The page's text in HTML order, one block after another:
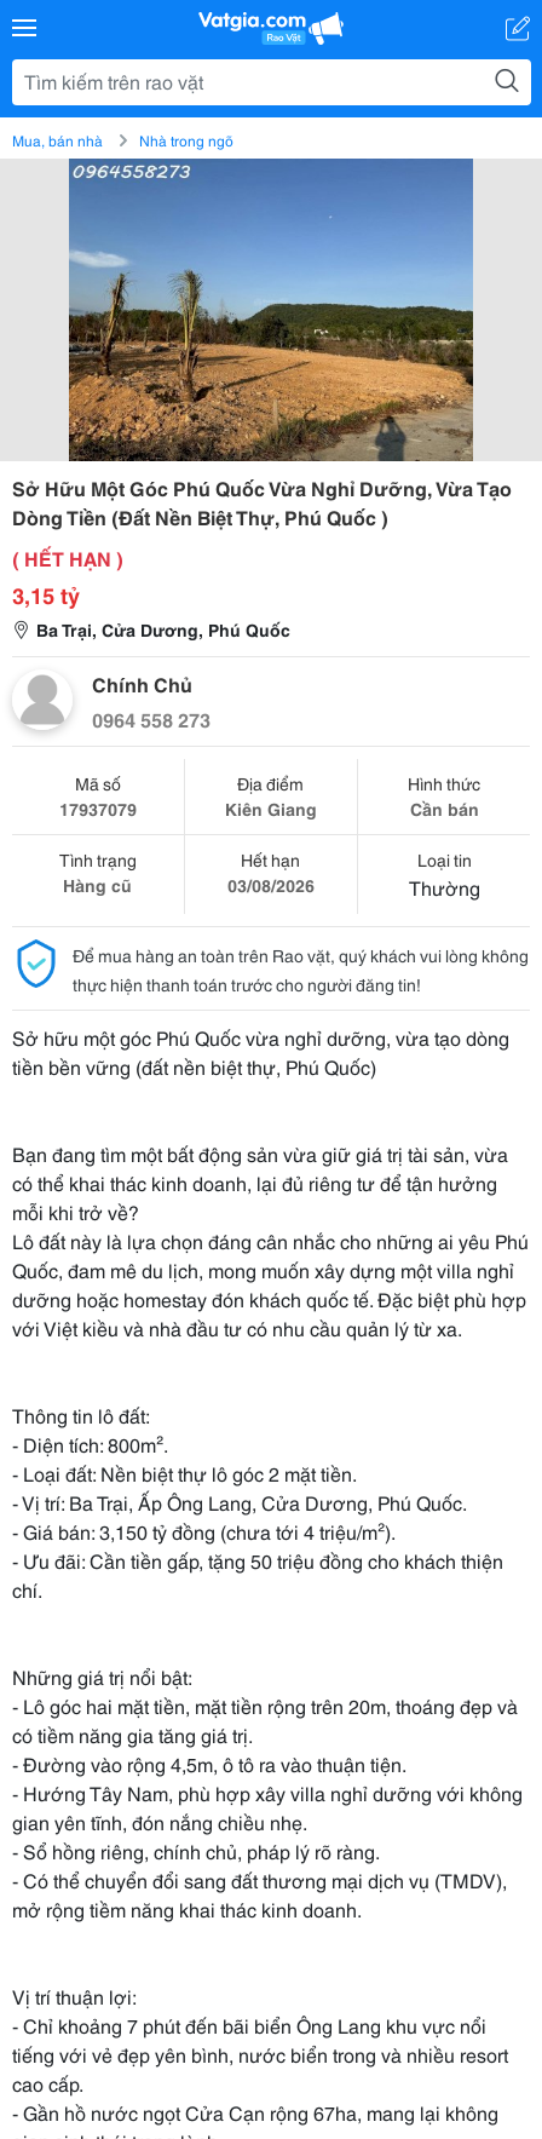
Mua, bán nhà Nhà trong ngõ
Sở Hữu Một Góc Phú Quốc Vừa Nghỉ Dưỡng, Vừa Tạo
Dòng Tiền (Đất Nền Biệt Thự, Phú Quốc )
( HẾT HẠN )
3,15 tỷ
Ba Trại, Cửa Dương, Phú Quốc
Chính Chủ
0964 558 273
Mã số
17937079
Địa điểm
Kiên Giang
Hình thức
Cần bán
Tình trạng
Hàng cũ
Hết hạn
03/08/2026
Loại tin
Thường
Để mua hàng an toàn trên Rao vặt, quý khách vui lòng không
thực hiện thanh toán trước cho người đăng tin!
Sở hữu một góc Phú Quốc vừa nghỉ dưỡng, vừa tạo dòng
tiền bền vững (đất nền biệt thự, Phú Quốc)
Bạn đang tìm một bất động sản vừa giữ giá trị tài sản, vừa
có thể khai thác kinh doanh, lại đủ riêng tư để tận hưởng
mỗi khi trở về?
Lô đất này là lựa chọn đáng cân nhắc cho những ai yêu Phú
Quốc, đam mê du lịch, mong muốn xây dựng một villa nghỉ
dưỡng hoặc homestay đón khách quốc tế. Đặc biệt phù hợp
với Việt kiều và nhà đầu tư có nhu cầu quản lý từ xa.
Thông tin lô đất:
- Diện tích: 800m².
- Loại đất: Nền biệt thự lô góc 2 mặt tiền.
- Vị trí: Ba Trại, Ấp Ông Lang, Cửa Dương, Phú Quốc.
- Giá bán: 3,150 tỷ đồng (chưa tới 4 triệu/m²).
- Ưu đãi: Cần tiền gấp, tặng 50 triệu đồng cho khách thiện
chí.
Những giá trị nổi bật:
- Lô góc hai mặt tiền, mặt tiền rộng trên 20m, thoáng đẹp và
có tiềm năng gia tăng giá trị.
- Đường vào rộng 4,5m, ô tô ra vào thuận tiện.
- Hướng Tây Nam, phù hợp xây villa nghỉ dưỡng với không
gian yên tĩnh, đón nắng chiều nhẹ.
- Sổ hồng riêng, chính chủ, pháp lý rõ ràng.
- Có thể chuyển đổi sang đất thương mại dịch vụ (TMDV),
mở rộng tiềm năng khai thác kinh doanh.
Vị trí thuận lợi:
- Chỉ khoảng 7 phút đến bãi biển Ông Lang khu vực nổi
tiếng với vẻ đẹp yên bình, nước biển trong và nhiều resort
cao cấp.
- Gần hồ nước ngọt Cửa Cạn rộng 67ha, mang lại không